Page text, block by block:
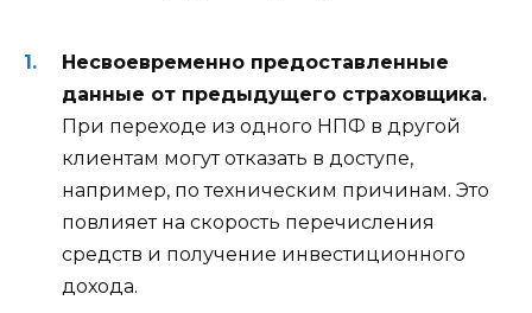
Несвоевременно предоставленные
данные от предыдущего страховщика.
При переходе из одного НПФ в другой
клиентам могут отказать в доступе,
например, по техническим причинам. Это
повлияет на скорость перечисления
средств и получение инвестиционного
дохода.